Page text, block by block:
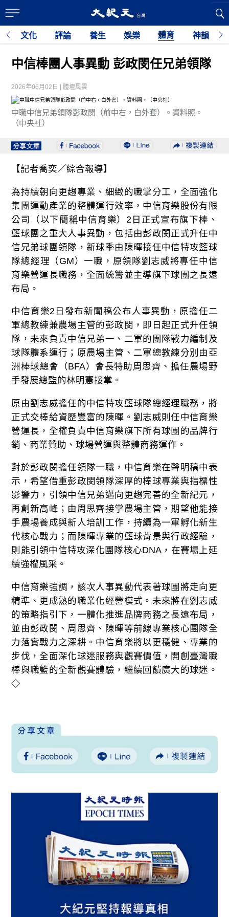
文化 評論 養生 娛樂 體育 神韻 利
中信棒團人事異動 彭政閔任兄弟領隊
2026年06月02日 | 體壇風雲
中職中信兄弟領隊彭政閔（前中右，白外套）。資料照。
（中央社）
【記者喬奕／綜合報導】
為持續朝向更趨專業、細緻的職掌分工，全面強化
集團運動產業的整體運行效率，中信育樂股份有限
公司（以下簡稱中信育樂）2日正式宣布旗下棒、
籃球團之重大人事異動，包括由彭政閔正式升任中
信兄弟球團領隊，新球季由陳暉接任中信特攻籃球
隊總經理（GM）一職，原領隊劉志威將專任中信
育樂營運長職務，全面統籌並主導旗下球團之長遠
布局。
中信育樂2日發布新聞稿公布人事異動，原擔任二
軍總教練兼農場主管的彭政閔，即日起正式升任領
隊，未來負責中信兄弟一、二軍的團隊戰力編制及
球隊體系運行；原農場主管、二軍總教練分別由亞
洲棒球總會（BFA）會長特助周思齊、擔任農場野
手發展總監的林明憲接掌。
原由劉志威擔任的中信特攻籃球隊總經理職務，將
正式交棒給資歷豐富的陳暉。劉志威則任中信育樂
營運長，全權負責中信育樂旗下所有球團的品牌行
銷、商業贊助、球場營運與整體商務運作。
對於彭政閔擔任領隊一職，中信育樂在聲明稿中表
示，希望借重彭政閔領隊深厚的棒球專業與指標性
影響力，引領中信兄弟邁向更趨完善的全新紀元，
再創新高峰；由周思齊接掌農場主管，期望他能接
手農場養成與新人培訓工作，持續為一軍孵化新生
代核心戰力；而陳暉專業的籃球背景與行政經驗，
則能引領中信特攻深化團隊核心DNA，在賽場上延
續強權風采。
中信育樂強調，該次人事異動代表著球團將走向更
精準、更成熟的職業化經營模式。未來將在劉志威
的策略指引下，一體化推進品牌商務之長遠布局，
並由彭政閔、周思齊、陳暉等前線專業核心團隊全
力落實戰力之深耕。中信育樂將以更穩健、專業的
步伐，全面深化球迷服務與觀賽價值，開創臺灣職
棒與職籃的全新觀賽體驗，繼續回饋廣大的球迷。
◇